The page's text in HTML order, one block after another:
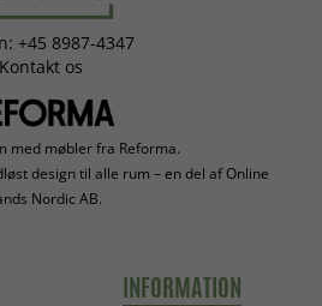
+45 8987-4347
Kontakt os
med møbler fra Reforma.
design til alle rum – en del af Online
Nordic AB.
INFORMATION